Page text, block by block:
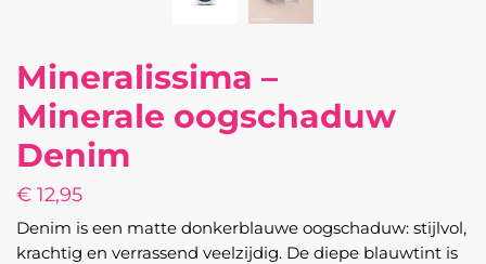
Mineralissima –
Minerale oogschaduw
Denim
€ 12,95
Denim is een matte donkerblauwe oogschaduw: stijlvol,
krachtig en verrassend veelzijdig. De diepe blauwtint is